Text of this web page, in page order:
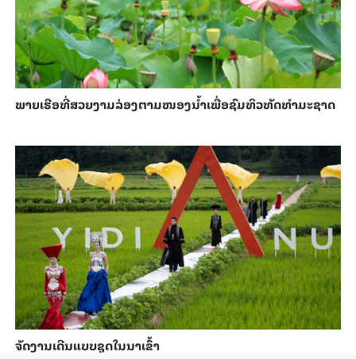
ພາຍ​ເຮືອທີ່​ສວຍ​ງາມ​ລ່ອງ​ຕາມ​​ໜອງນ້ຳ​​ເພື່ອ​ຊົມ​ທິວ​ທັດ​ທຳ​ມະ​ຊາດ
ຈັດງານເດີນແບບຊຸດໃນນາເຂົ້າ